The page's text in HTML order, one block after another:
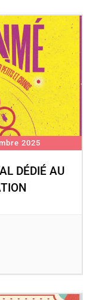
2025
DÉDIÉ AU